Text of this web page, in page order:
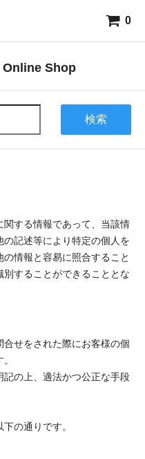
0
検索
関する情報であって、当該情
記述等により特定の個人を
情報と容易に照合すること
することができることとな
せをされた際にお客様の個
の上、適法かつ公正な手段
の通りです。